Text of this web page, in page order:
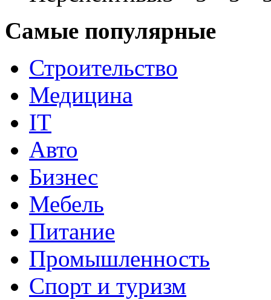
Самые популярные
Строительство
Медицина
IT
Авто
Бизнес
Мебель
Питание
Промышленность
Спорт и туризм